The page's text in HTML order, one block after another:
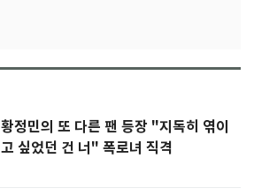
황정민의 또 다른 팬 등장 "지독히 엮이
고 싶었던 건 너" 폭로녀 직격